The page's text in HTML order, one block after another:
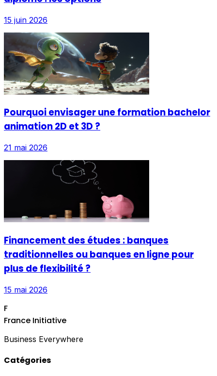
15 juin 2026
Pourquoi envisager une formation bachelor
animation 2D et 3D ?
21 mai 2026
Financement des études : banques
traditionnelles ou banques en ligne pour
plus de flexibilité ?
15 mai 2026
F
France Initiative
Business Everywhere
Catégories